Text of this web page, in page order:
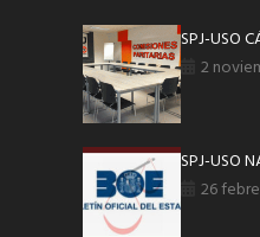
SPJ-USO
2
SPJ-USO
26